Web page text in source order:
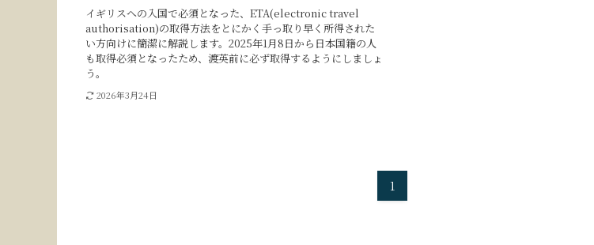
イギリスへの入国で必須となった、ETA(electronic travel
authorisation)の取得方法をとにかく手っ取り早く所得された
い方向けに簡潔に解説します。2025年1月8日から日本国籍の人
も取得必須となったため、渡英前に必ず取得するようにしましょ
う。
2026年3月24日
1